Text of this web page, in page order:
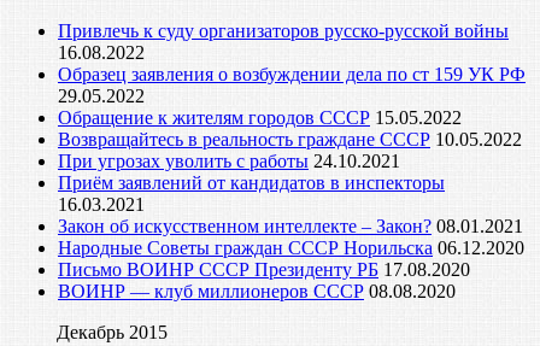
Привлечь к суду организаторов русско-русской войны
16.08.2022
Образец заявления о возбуждении дела по ст 159 УК РФ
29.05.2022
Обращение к жителям городов СССР 15.05.2022
Возвращайтесь в реальность граждане СССР 10.05.2022
При угрозах уволить с работы 24.10.2021
Приём заявлений от кандидатов в инспекторы
16.03.2021
Закон об искусственном интеллекте – Закон? 08.01.2021
Народные Советы граждан СССР Норильска 06.12.2020
Письмо ВОИНР СССР Президенту РБ 17.08.2020
ВОИНР — клуб миллионеров СССР 08.08.2020
Декабрь 2015